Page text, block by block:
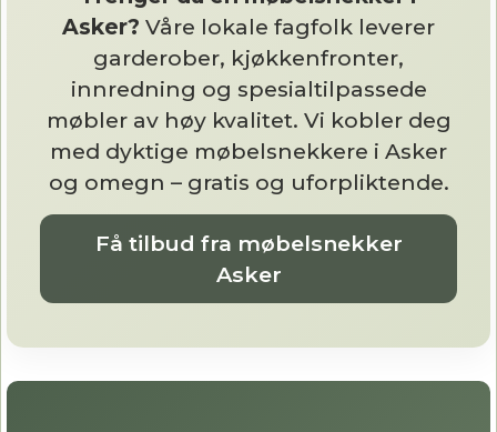
Asker? Våre lokale fagfolk leverer
garderober, kjøkkenfronter,
innredning og spesialtilpassede
møbler av høy kvalitet. Vi kobler deg
med dyktige møbelsnekkere i Asker
og omegn – gratis og uforpliktende.
Få tilbud fra møbelsnekker
Asker